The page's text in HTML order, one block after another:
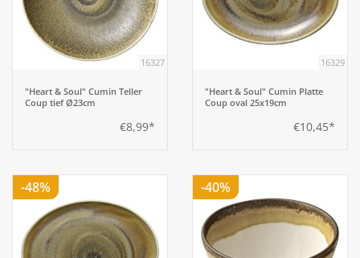
16327
"Heart & Soul" Cumin Teller
Coup tief Ø23cm
€8,99*
16329
"Heart & Soul" Cumin Platte
Coup oval 25x19cm
€10,45*
-48% -40%